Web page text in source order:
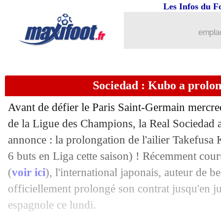
Les Infos du
Sociedad : Kubo a
Avant de défier le Paris Saint-Germain
de la Ligue des Champions, la Real Sociedad
annonce : la prolongation de l'ailier Takefusa
6 buts en Liga cette saison) ! Récemment
(voir ici), l'international japonais, auteur de
officiellement prolongé son contrat jusqu'en
espagnole ce lundi.
Porto: Taremi à l'Inter, c'est bouclé
12/02 PSG: Mbappé, son père fou de rage
12/02 Betis: Pezzella a prolongé (officiel)
12/02 PSG : Riolo fataliste pour Mbappé
12/02 Barça : Xavi encense Yamal
12/02 Lyon: Benrahma juge ses débuts
12/02 Divers: la foudre tue un joueur en